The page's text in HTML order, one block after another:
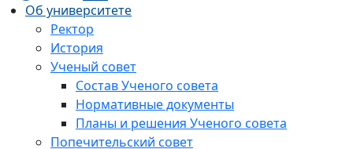
Об университете
Ректор
История
Ученый совет
Состав Ученого совета
Нормативные документы
Планы и решения Ученого совета
Попечительский совет